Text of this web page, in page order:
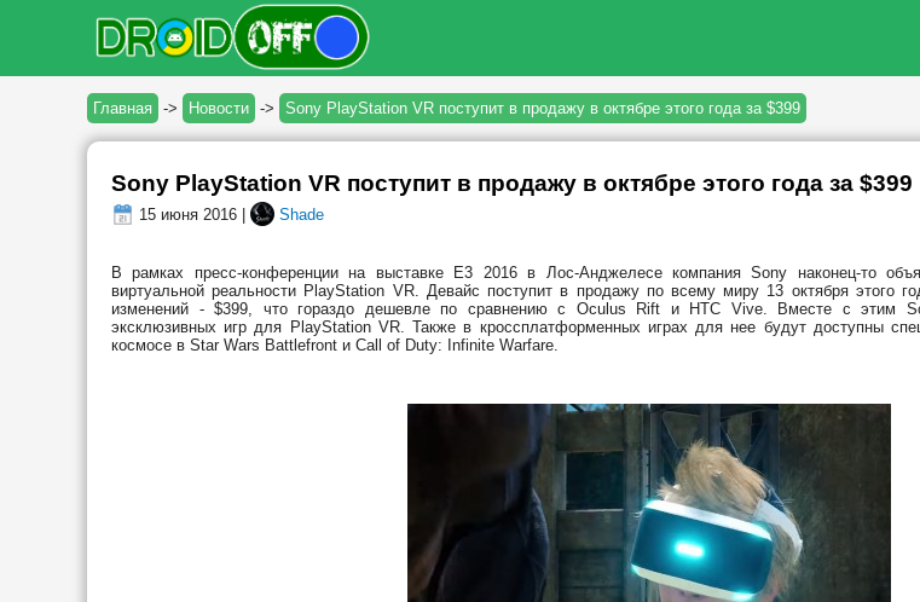
Главная -> Новости -> Sony PlayStation VR поступит в продажу в октябре этого года за $399
Sony PlayStation VR поступит в продажу в октябре этого года за $399
15 июня 2016 | Shade
В рамках пресс-конференции на выставке E3 2016 в Лос-Анджелесе компания Sony наконец-то
виртуальной реальности PlayStation VR. Девайс поступит в продажу по всему миру 13 октября этого
изменений - $399, что гораздо дешевле по сравнению с Oculus Rift и HTC Vive. Вместе с этим
эксклюзивных игр для PlayStation VR. Также в кроссплатформенных играх для нее будут доступны
космосе в Star Wars Battlefront и Call of Duty: Infinite Warfare.